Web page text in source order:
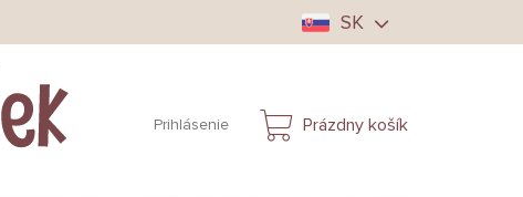
SK
Prihlásenie
NÁKUPNÝ
Prázdny košík